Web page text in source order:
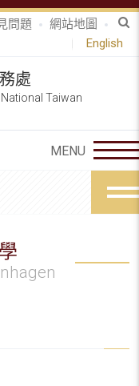
問題
網站地圖
English
處
Taiwan